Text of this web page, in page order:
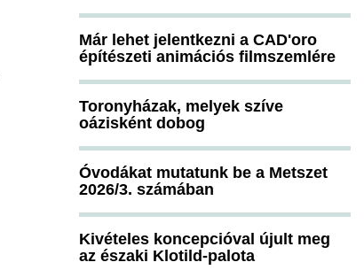
Már lehet jelentkezni a CAD'oro
építészeti animációs filmszemlére
Toronyházak, melyek szíve
oázisként dobog
Óvodákat mutatunk be a Metszet
2026/3. számában
Kivételes koncepcióval újult meg
az északi Klotild-palota